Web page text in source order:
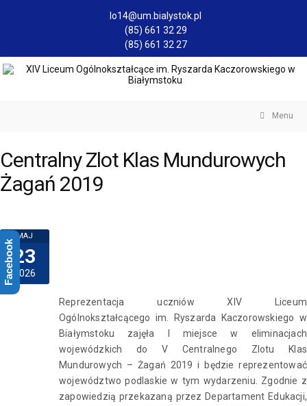
lo14@um.bialystok.pl
(85) 661 32 29
(85) 661 32 27
Menu
Centralny Zlot Klas Mundurowych
Żagań 2019
MAJ
23
2026
Reprezentacja uczniów XIV Liceum
Ogólnokształcącego im. Ryszarda Kaczorowskiego w
Białymstoku zajęła I miejsce w eliminacjach
wojewódzkich do V Centralnego Zlotu Klas
Mundurowych – Żagań 2019 i będzie reprezentować
województwo podlaskie w tym wydarzeniu. Zgodnie z
zapowiedzią przekazaną przez Departament Edukacji,
Facebook